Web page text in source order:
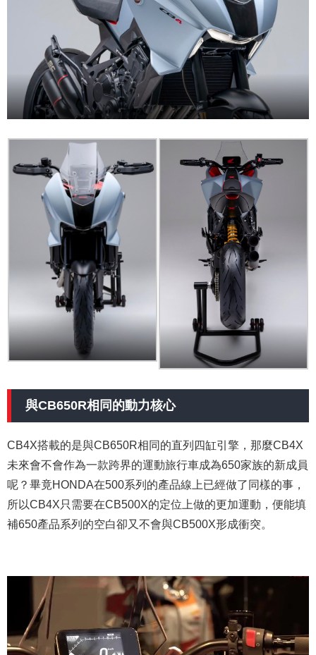
與CB650R相同的動力核心
CB4X搭載的是與CB650R相同的直列四缸引擎，那麼CB4X
未來會不會作為一款跨界的運動旅行車成為650家族的新成員
呢？畢竟HONDA在500系列的產品線上已經做了同樣的事，
所以CB4X只需要在CB500X的定位上做的更加運動，便能填
補650產品系列的空白卻又不會與CB500X形成衝突。